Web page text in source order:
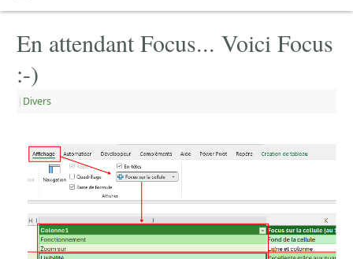
En attendant Focus... Voici Focus
:-)
| Divers